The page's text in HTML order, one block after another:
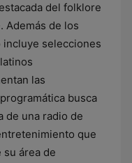
del folklore
Además de los
selecciones
las
busca
de una radio de
que
área de